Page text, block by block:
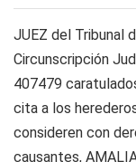
JUEZ del Tribunal
Circunscripción
407479
cita a los
consideren con
causantes,